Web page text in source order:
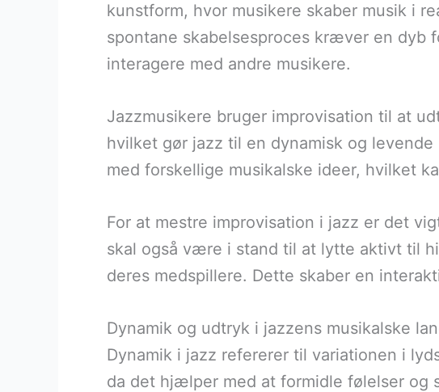
kunstform, hvor musikere skaber musik i
spontane skabelsesproces kræver en dyb
interagere med andre musikere.
Jazzmusikere bruger improvisation til at
hvilket gør jazz til en dynamisk og
med forskellige musikalske ideer, hvilket
For at mestre improvisation i jazz er det
skal også være i stand til at lytte aktivt til
deres medspillere. Dette skaber en
Dynamik og udtryk i jazzens musikalske
Dynamik i jazz refererer til variationen i
da det hjælper med at formidle følelser